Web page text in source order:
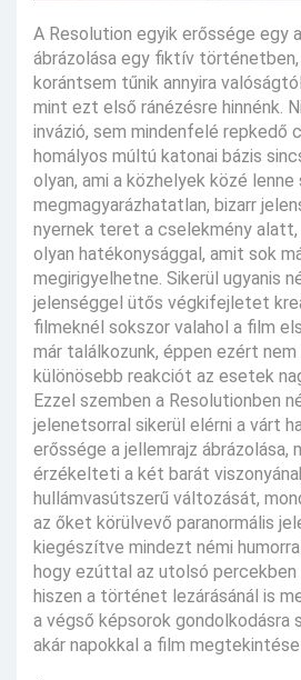
A Resolution egyik erőssége egy
ábrázolása egy fiktív
korántsem tűnik annyira
mint ezt első ránézésre hinnénk.
invázió, sem mindenfelé repkedő
homályos múltú katonai bázis
olyan, ami a közhelyek közé lenne
megmagyarázhatatlan, bizarr
nyernek teret a cselekmény alatt,
olyan hatékonysággal, amit sok
megirigyelhetne. Sikerül ugyanis
jelenséggel ütős végkifejletet
filmeknél sokszor valahol a film
már találkozunk, éppen ezért
különösebb reakciót az esetek
Ezzel szemben a Resolutionben
jelenetsorral sikerül elérni a várt
erőssége a jellemrajz ábrázolása,
érzékelteti a két barát
hullámvasútszerű változását,
az őket körülvevő paranormális
kiegészítve mindezt némi
hogy ezúttal az utolsó percekben
hiszen a történet lezárásánál is
a végső képsorok gondolkodásra
akár napokkal a film